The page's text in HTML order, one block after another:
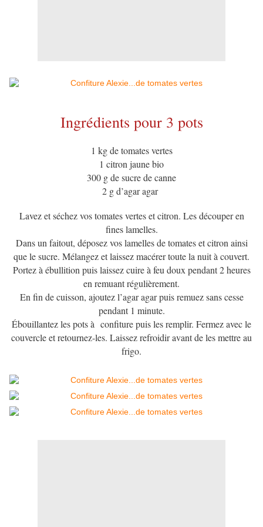
Ingrédients pour 3 pots
1 kg de tomates vertes
1 citron jaune bio
300 g de sucre de canne
2 g d’agar agar
Lavez et séchez vos tomates vertes et citron. Les découper en
fines lamelles.
Dans un faitout, déposez vos lamelles de tomates et citron ainsi
que le sucre. Mélangez et laissez macérer toute la nuit à couvert.
Portez à ébullition puis laissez cuire à feu doux pendant 2 heures
en remuant régulièrement.
En fin de cuisson, ajoutez l’agar agar puis remuez sans cesse
pendant 1 minute.
Ébouillantez les pots à confiture puis les remplir. Fermez avec le
couvercle et retournez-les. Laissez refroidir avant de les mettre au
frigo.